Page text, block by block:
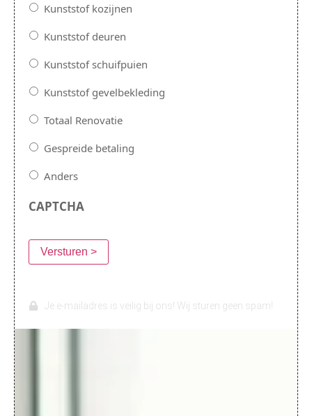
Kunststof kozijnen
Kunststof deuren
Kunststof schuifpuien
Kunststof gevelbekleding
Totaal Renovatie
Gespreide betaling
Anders
CAPTCHA
Versturen >
Je e-mailadres is veilig bij ons! Wij sturen geen spam!